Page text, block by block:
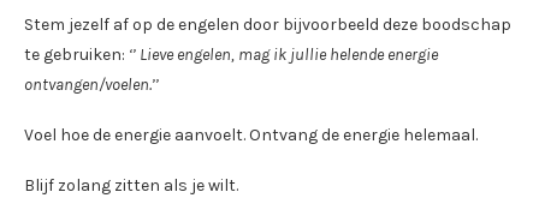
Stem jezelf af op de engelen door bijvoorbeeld deze boodschap
te gebruiken: ‘’ Lieve engelen, mag ik jullie helende energie
ontvangen/voelen.’’
Voel hoe de energie aanvoelt. Ontvang de energie helemaal.
Blijf zolang zitten als je wilt.